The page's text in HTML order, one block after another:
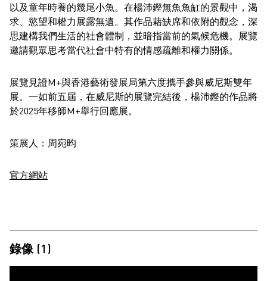
以及童年時養的幾尾小魚。在楊沛鏗無魚魚缸的景觀中，渴
求、慾望和權力展露無遺。其作品藉缺席和依附的觀念，深
思建構我們生活的社會體制，並暗指當前的氣候危機。展覽
邀請觀眾思考當代社會中特有的情感疏離和權力關係。
展覽見證M+與香港藝術發展局第六度攜手參與威尼斯雙年
展。一如前五屆，在威尼斯的展覽完結後，楊沛鏗的作品將
於2025年移師M+舉行回應展。
策展人：周宛昀
官方網站
錄像 (1)